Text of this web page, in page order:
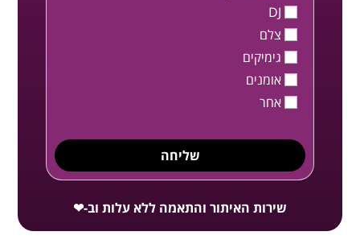
DJ
צלם
גימיקים
אומנים
אחר
שליחה
שירות האיתור והתאמה ללא עלות וב-❤